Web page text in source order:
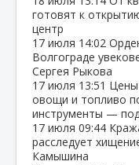
готовят к
центр
17 июля 14:02
Волгограде
Сергея Рыкова
17 июля 13:51 Цены
овощи и топливо
инструменты —
17 июля 09:44
расследует
Камышина